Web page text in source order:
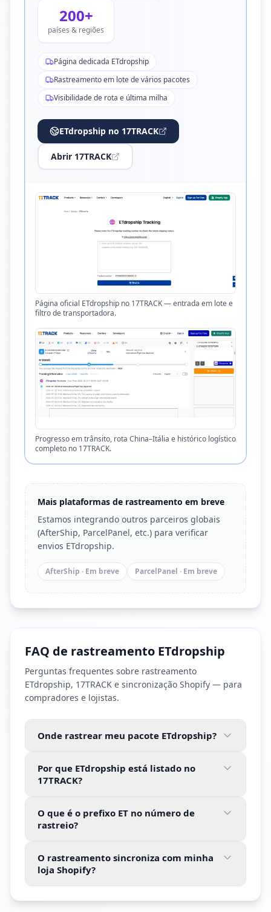
200+
países & regiões
Página dedicada ETdropship
Rastreamento em lote de vários pacotes
Visibilidade de rota e última milha
ETdropship no 17TRACK
Abrir 17TRACK
Página oficial ETdropship no 17TRACK — entrada em lote e
filtro de transportadora.
Progresso em trânsito, rota China–Itália e histórico logístico
completo no 17TRACK.
Mais plataformas de rastreamento em breve
Estamos integrando outros parceiros globais
(AfterShip, ParcelPanel, etc.) para verificar
envios ETdropship.
AfterShip · Em breve ParcelPanel · Em breve
FAQ de rastreamento ETdropship
Perguntas frequentes sobre rastreamento
ETdropship, 17TRACK e sincronização Shopify — para
compradores e lojistas.
Onde rastrear meu pacote ETdropship?
Por que ETdropship está listado no
17TRACK?
O que é o prefixo ET no número de
rastreio?
O rastreamento sincroniza com minha
loja Shopify?